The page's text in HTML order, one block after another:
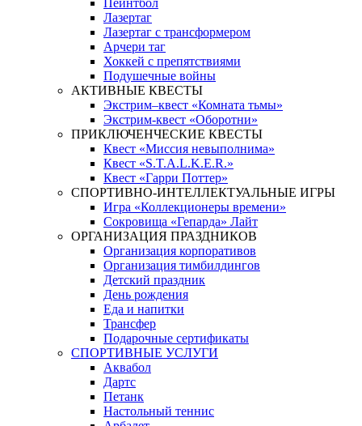
Пейнтбол
Лазертаг
Лазертаг с трансформером
Арчери таг
Хоккей с препятствиями
Подушечные войны
АКТИВНЫЕ КВЕСТЫ
Экстрим–квест «Комната тьмы»
Экстрим-квест «Оборотни»
ПРИКЛЮЧЕНЧЕСКИЕ КВЕСТЫ
Квест «Миссия невыполнима»
Квест «S.T.A.L.K.E.R.»
Квест «Гарри Поттер»
СПОРТИВНО-ИНТЕЛЛЕКТУАЛЬНЫЕ ИГРЫ
Игра «Коллекционеры времени»
Сокровища «Гепарда» Лайт
ОРГАНИЗАЦИЯ ПРАЗДНИКОВ
Организация корпоративов
Организация тимбилдингов
Детский праздник
День рождения
Еда и напитки
Трансфер
Подарочные сертификаты
СПОРТИВНЫЕ УСЛУГИ
Аквабол
Дартс
Петанк
Настольный теннис